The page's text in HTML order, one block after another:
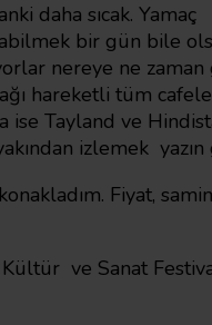
daha sıcak. Yamaç
bir gün bile
nereye ne
hareketli tüm
Tayland ve
izlemek
Fiyat,
Kültür ve Sanat